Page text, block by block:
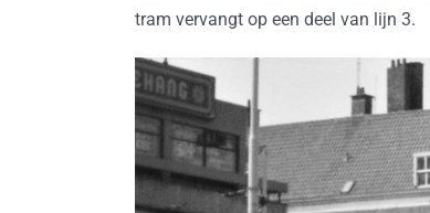
tram vervangt op een deel van lijn 3.